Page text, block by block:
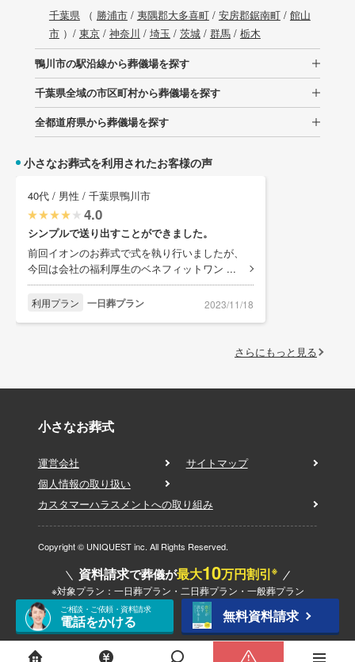
千葉県（ 勝浦市/ 夷隅郡大多喜町/ 安房郡鋸南町/ 館山
市）/ 東京/ 神奈川 / 埼玉 / 茨城/ 群馬/ 栃木
鴨川市の駅沿線から葬儀場を探す
千葉県全域の市区町村から葬儀場を探す
全都道府県から葬儀場を探す
小さなお葬式を利用されたお客様の声
40代 / 男性 / 千葉県鴨川市
4.0
シンプルで送り出すことができました。
前回イオンのお葬式で式を執り行いましたが、
今回は会社の福利厚生のベネフィットワン ...
利用プラン 一日葬プラン 2023/11/18
さらにもっと見る
小さなお葬式
運営会社
サイトマップ
個人情報の取り扱い
カスタマーハラスメントへの取り組み
Copyright © UNIQUEST inc. All Rights Reserved.
資料請求で葬儀が最大10万円割引※
※対象プラン：一日葬プラン・二日葬プラン・一般葬プラン
ご相談・ご依頼・資料請求
電話をかける 無料資料請求